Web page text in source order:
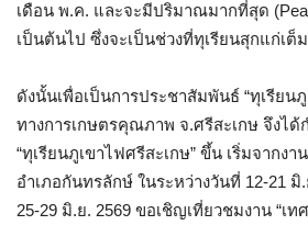
เดือน พ.ค. และจะมีปริมาณมากที่สุด
เป็นต้นไป ซึ่งจะเป็นช่วงที่ทุเรียนสุกแก่เ
ดังนั้นเพื่อเป็นการประชาสัมพันธ์ “ทุเรีย
ทางการเกษตรคุณภาพ จ.ศรีสะเกษ จึงได้
“ทุเรียนภูเขาไฟศรีสะเกษ” ขึ้น เริ่มจากง
อำเภอกันทรลักษ์ ในระหว่างวันที่ 12-21
25-29 มิ.ย. 2569 ขอเชิญเที่ยวชมงาน “เท